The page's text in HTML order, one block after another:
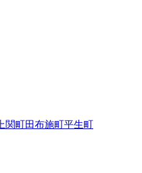
上関町田布施町平生町